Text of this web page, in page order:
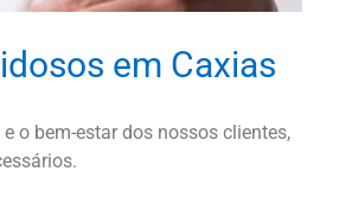
em Caxias
o bem-estar dos nossos clientes,